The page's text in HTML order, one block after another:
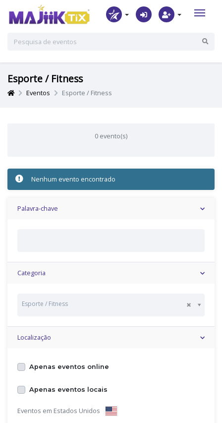
Esporte / Fitness
Eventos Esporte / Fitness
0 evento(s)
Palavra-chave
Categoria
Esporte / Fitness
Localização
Apenas eventos online
Apenas eventos locais
Eventos em Estados Unidos
Nenhum evento encontrado